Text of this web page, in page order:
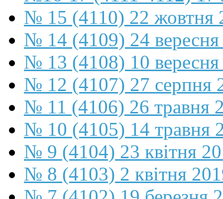
№ 15 (4110) 22 жовтня
№ 14 (4109) 24
№ 13 (4108) 10
№ 12 (4107) 27 серпня
№ 11 (4106) 26 травня
№ 10 (4105) 14 травня
№ 9 (4104) 23 квітня
№ 8 (4103) 2 квітня